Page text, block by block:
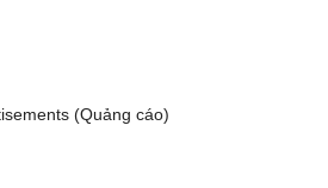
(Quảng cáo)